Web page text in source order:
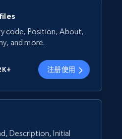
code, Position, About,
and more.
注册使用
Description, Initial